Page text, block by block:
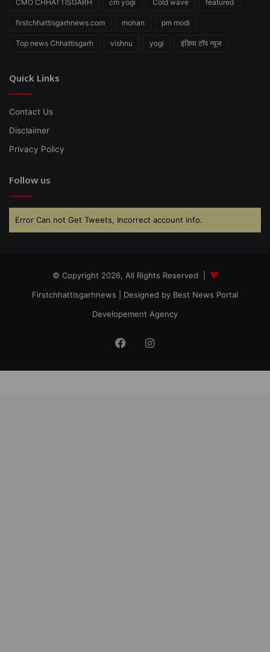
CMO CHHATTISGARH cm yogi Cold wave featured
firstchhattisgarhnews.com mohan pm modi
Top news Chhattisgarh vishnu yogi इंडिया टॉप न्यूज
Quick Links
Contact Us
Disclaimer
Privacy Policy
Follow us
Error Can not Get Tweets, Incorrect account info.
© Copyright 2026, All Rights Reserved |
Firstchhattisgarhnews | Designed by Best News Portal
Developement Agency
FacebookInstagram